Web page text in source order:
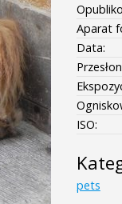
Aparat
Data:
ISO:
pets